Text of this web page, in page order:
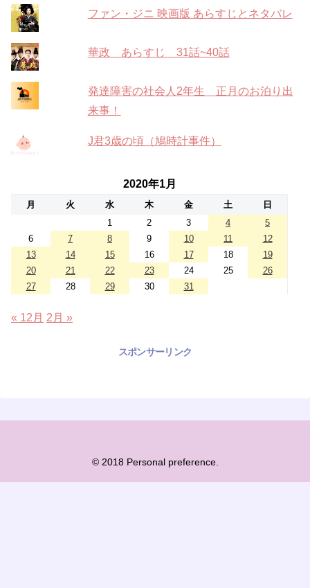
ファン・ジニ 映画版 あらすじとネタバレ
華政 あらすじ 31話~40話
発達障害の社会人2年生 正月のお泊り出
来事！
J君3歳の頃（鳩時計事件）
2020年1月
月 火 水 木 金 土
日
1
2 3 4
5
6
7 8 9 10 11
12
13
14 15 16 17 18
19
20
21 22 23 24 25
26
27
28 29 30 31
« 12月 2月 »
スポンサーリンク
© 2018 Personal preference.